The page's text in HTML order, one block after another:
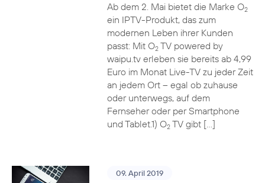
Ab dem 2. Mai bietet die Marke O2
ein IPTV-Produkt, das zum
modernen Leben ihrer Kunden
passt: Mit O2TV powered by
waipu.tv erleben sie bereits ab 4,99
Euro im Monat Live-TV zu jeder Zeit
an jedem Ort – egal ob zuhause
oder unterwegs, auf dem
Fernseher oder per Smartphone
und Tablet.1) O2TV gibt […]
09. April 2019